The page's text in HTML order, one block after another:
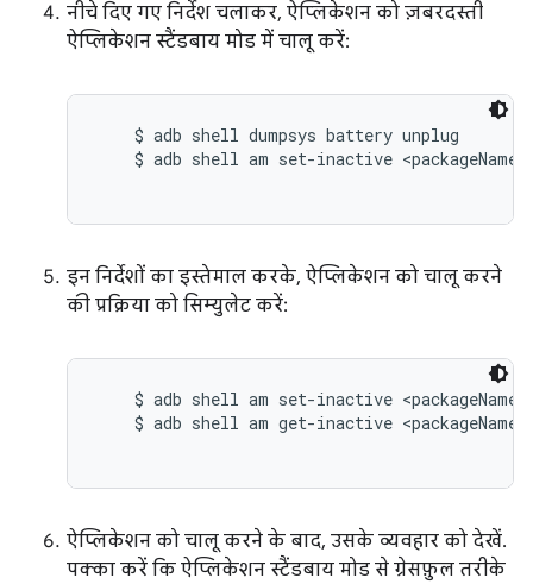
नीचे दिए गए निर्देश चलाकर, ऐप्लिकेशन को ज़बरदस्ती
ऐप्लिकेशन स्टैंडबाय मोड में चालू करें:
    $ adb shell dumpsys battery unplug
$ adb shell am set-inactive <packageName>
इन निर्देशों का इस्तेमाल करके, ऐप्लिकेशन को चालू करने
की प्रक्रिया को सिम्युलेट करें:
$ adb shell am set-inactive <packageName>
    $ adb shell am get-inactive <packageName>
ऐप्लिकेशन को चालू करने के बाद, उसके व्यवहार को देखें.
पक्का करें कि ऐप्लिकेशन स्टैंडबाय मोड से ग्रेसफ़ुल तरीके